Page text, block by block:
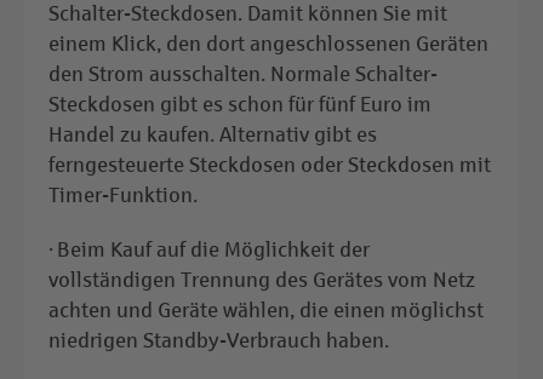
Schalter-Steckdosen. Damit können Sie mit
einem Klick, den dort angeschlossenen Geräten
den Strom ausschalten. Normale Schalter-
Steckdosen gibt es schon für fünf Euro im
Handel zu kaufen. Alternativ gibt es
ferngesteuerte Steckdosen oder Steckdosen mit
Timer-Funktion.
· Beim Kauf auf die Möglichkeit der
vollständigen Trennung des Gerätes vom Netz
achten und Geräte wählen, die einen möglichst
niedrigen Standby-Verbrauch haben.